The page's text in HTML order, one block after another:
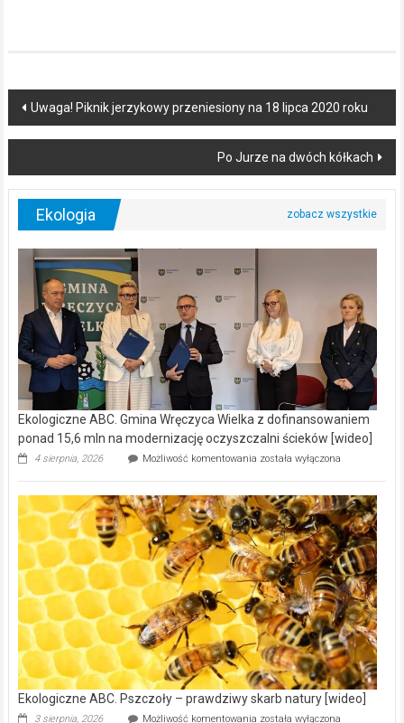
Post
navigation
Uwaga! Piknik jerzykowy przeniesiony na 18 lipca 2020 roku
Po Jurze na dwóch kółkach
Ekologia
Ekologiczne ABC. Gmina Wręczyca Wielka z dofinansowaniem
ponad 15,6 mln na modernizację oczyszczalni ścieków [wideo]
4 sierpnia, 2026 Możliwość komentowania Ekologiczne
Wręczyca
Wielka
z
dofinansowaniem
ponad
15,6
mln
na
modernizację
oczyszczalni
ścieków
[wideo]
została wyłączona
Ekologiczne ABC. Pszczoły – prawdziwy skarb natury [wideo]
3 sierpnia, 2026 Możliwość komentowania Ekologiczne
została wyłączona